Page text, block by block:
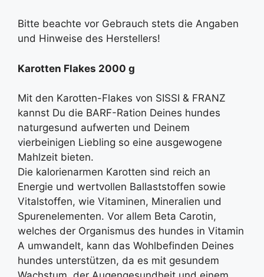
Bitte beachte vor Gebrauch stets die Angaben
und Hinweise des Herstellers!
Karotten Flakes 2000 g
Mit den Karotten-Flakes von SISSI & FRANZ
kannst Du die BARF-Ration Deines hundes
naturgesund aufwerten und Deinem
vierbeinigen Liebling so eine ausgewogene
Mahlzeit bieten.
Die kalorienarmen Karotten sind reich an
Energie und wertvollen Ballaststoffen sowie
Vitalstoffen, wie Vitaminen, Mineralien und
Spurenelementen. Vor allem Beta Carotin,
welches der Organismus des hundes in Vitamin
A umwandelt, kann das Wohlbefinden Deines
hundes unterstützen, da es mit gesundem